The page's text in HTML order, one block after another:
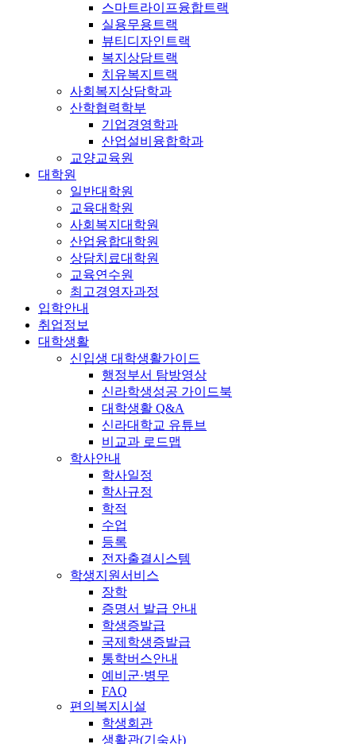
스마트라이프융합트랙
실용무용트랙
뷰티디자인트랙
복지상담트랙
치유복지트랙
사회복지상담학과
산학협력학부
기업경영학과
산업설비융합학과
교양교육원
대학원
일반대학원
교육대학원
사회복지대학원
산업융합대학원
상담치료대학원
교육연수원
최고경영자과정
입학안내
취업정보
대학생활
신입생 대학생활가이드
행정부서 탐방영상
신라학생성공 가이드북
대학생활 Q&A
신라대학교 유튜브
비교과 로드맵
학사안내
학사일정
학사규정
학적
수업
등록
전자출결시스템
학생지원서비스
장학
증명서 발급 안내
학생증발급
국제학생증발급
통학버스안내
예비군·병무
FAQ
편의복지시설
학생회관
생활관(기숙사)